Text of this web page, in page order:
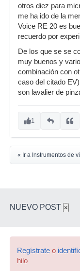
otros diez para
me ha ido de la
Voice RE 20 es
recuerdo por
De los que se se
muy buenos y
combinación con
caso del citado
son lavalier de
1
« Ir a Instrumentos de
NUEVO POST ×
Regístrate o
hilo